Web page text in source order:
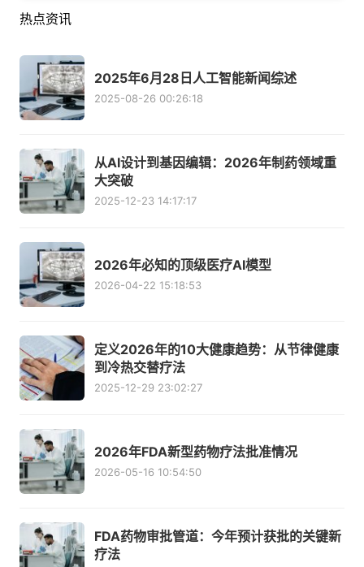
热点资讯
2025年6月28日人工智能新闻综述
2025-08-26 00:26:18
从AI设计到基因编辑：2026年制药领域重
大突破
2025-12-23 14:17:17
2026年必知的顶级医疗AI模型
2026-04-22 15:18:53
定义2026年的10大健康趋势：从节律健康
到冷热交替疗法
2025-12-29 23:02:27
2026年FDA新型药物疗法批准情况
2026-05-16 10:54:50
FDA药物审批管道：今年预计获批的关键新
疗法